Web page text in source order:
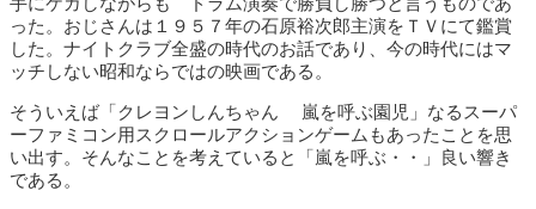
った。おじさんは１９５７年の石原裕次郎主演をＴＶにて鑑賞
した。ナイトクラブ全盛の時代のお話であり、今の時代にはマ
ッチしない昭和ならではの映画である。
そういえば「クレヨンしんちゃん 嵐を呼ぶ園児」なるスーパ
ーファミコン用スクロールアクションゲームもあったことを思
い出す。そんなことを考えていると「嵐を呼ぶ・・」良い響き
である。